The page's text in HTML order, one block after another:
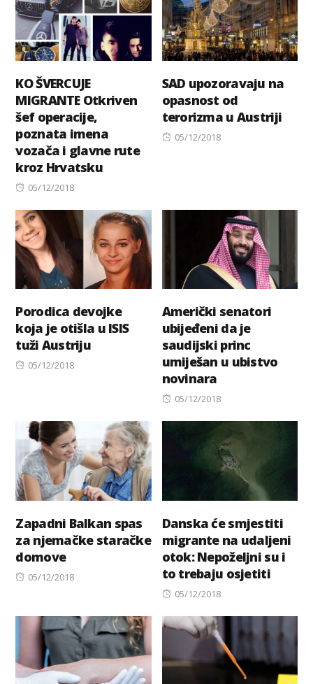
KO ŠVERCUJE
MIGRANTE Otkriven
šef operacije,
poznata imena
vozača i glavne rute
kroz Hrvatsku
Posted
05/12/2018
SAD upozoravaju na
opasnost od
terorizma u Austriji
Posted
05/12/2018
Porodica devojke
koja je otišla u ISIS
tuži Austriju
Posted
05/12/2018
Američki senatori
ubijeđeni da je
saudijski princ
umiješan u ubistvo
novinara
Posted
05/12/2018
Zapadni Balkan spas
za njemačke staračke
domove
Posted
05/12/2018
Danska će smjestiti
migrante na udaljeni
otok: Nepoželjni su i
to trebaju osjetiti
Posted
05/12/2018